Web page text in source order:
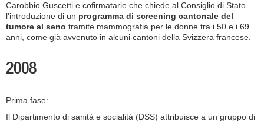
Carobbio Guscetti e cofirmatarie che chiede al Consiglio di Stato
l'introduzione di un programma di screening cantonale del
tumore al seno tramite mammografia per le donne tra i 50 e i 69
anni, come già avvenuto in alcuni cantoni della Svizzera francese.
2008
Prima fase:
Il Dipartimento di sanità e socialità (DSS) attribuisce a un gruppo di